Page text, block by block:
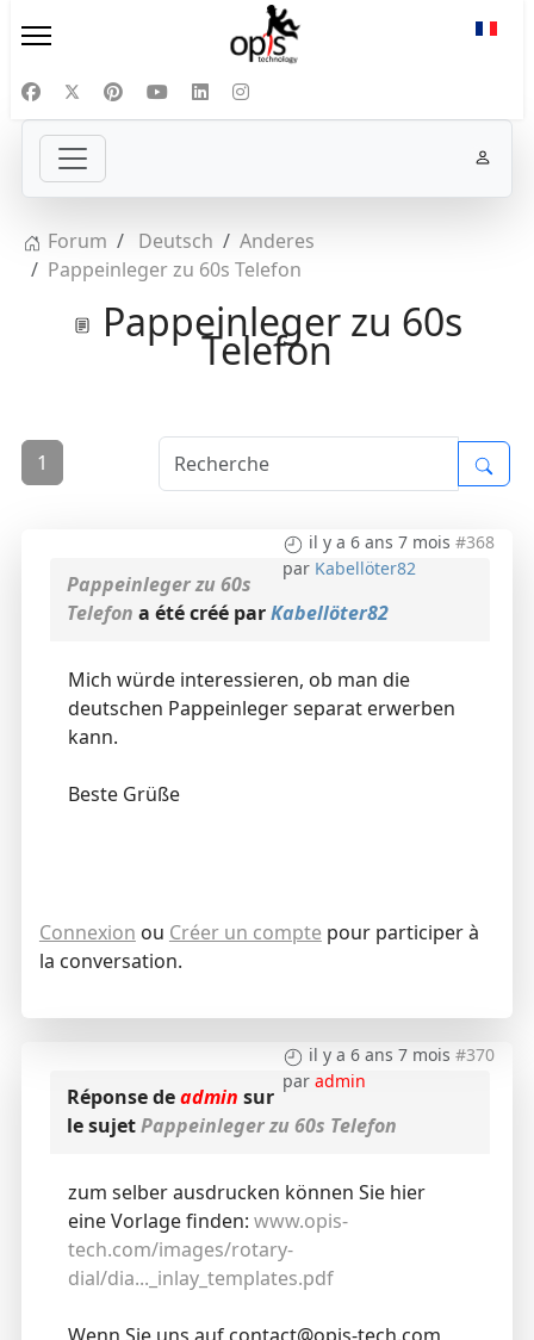
Forum Deutsch
Anderes
Pappeinleger zu 60s Telefon
Pappeinleger zu 60s
Telefon
1
il y a 6 ans 7 mois #368
par Kabellöter82
Pappeinleger zu 60s
Telefon a été créé parKabellöter82
Mich würde interessieren, ob man die
deutschen Pappeinleger separat erwerben
kann.
Beste Grüße
Connexion ou Créer un compte pour participer à
la conversation.
il y a 6 ans 7 mois #370
paradmin
Réponse deadmin sur
le sujetPappeinleger zu 60s Telefon
zum selber ausdrucken können Sie hier
eine Vorlage finden: www.opis-
tech.com/images/rotary-
dial/dia..._inlay_templates.pdf